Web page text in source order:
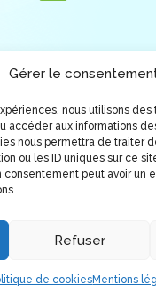
Gérer le
nous utilisons
accéder aux informations
nous permettra de traiter
ou les ID uniques sur ce
consentement peut avoir un
Refuser
de cookiesMentions